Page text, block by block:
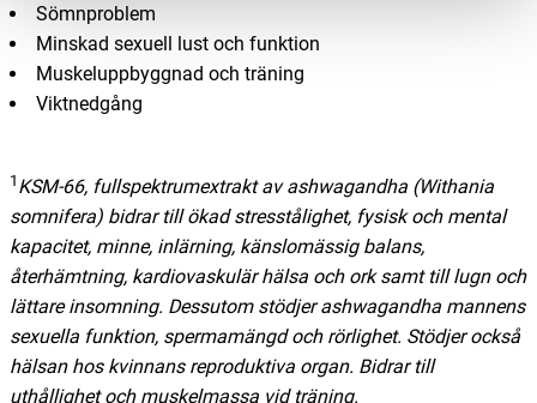
Sömnproblem
Minskad sexuell lust och funktion
Muskeluppbyggnad och träning
Viktnedgång
1 KSM-66, fullspektrumextrakt av ashwagandha (Withania
somnifera) bidrar till ökad stresstålighet, fysisk och mental
kapacitet, minne, inlärning, känslomässig balans,
återhämtning, kardiovaskulär hälsa och ork samt till lugn och
lättare insomning. Dessutom stödjer ashwagandha mannens
sexuella funktion, spermamängd och rörlighet. Stödjer också
hälsan hos kvinnans reproduktiva organ. Bidrar till
uthållighet och muskelmassa vid träning.